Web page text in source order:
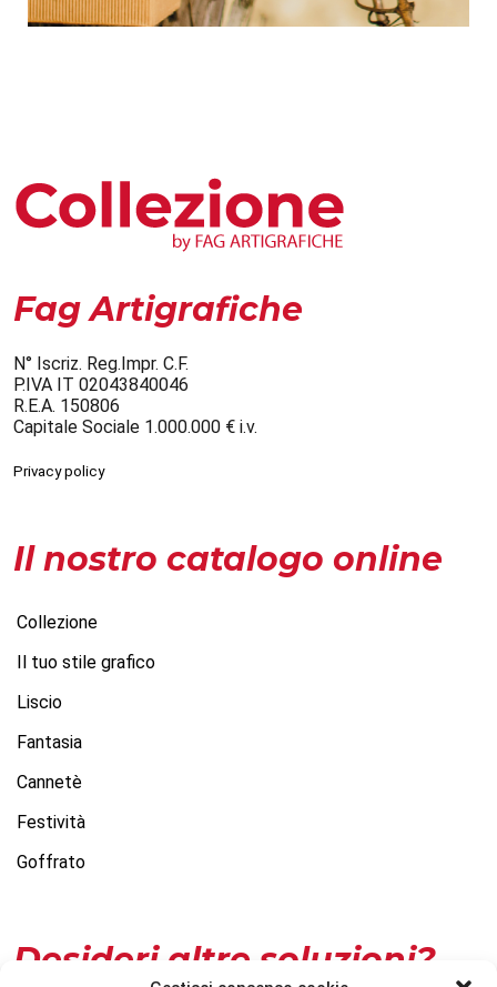
Fag Artigrafiche
N° Iscriz. Reg.Impr. C.F.
P.IVA IT 02043840046
R.E.A. 150806
Capitale Sociale 1.000.000 € i.v.
Privacy policy
Il nostro catalogo online
Collezione
Il tuo stile grafico
Liscio
Fantasia
Cannetè
Festività
Goffrato
Desideri altre soluzioni?